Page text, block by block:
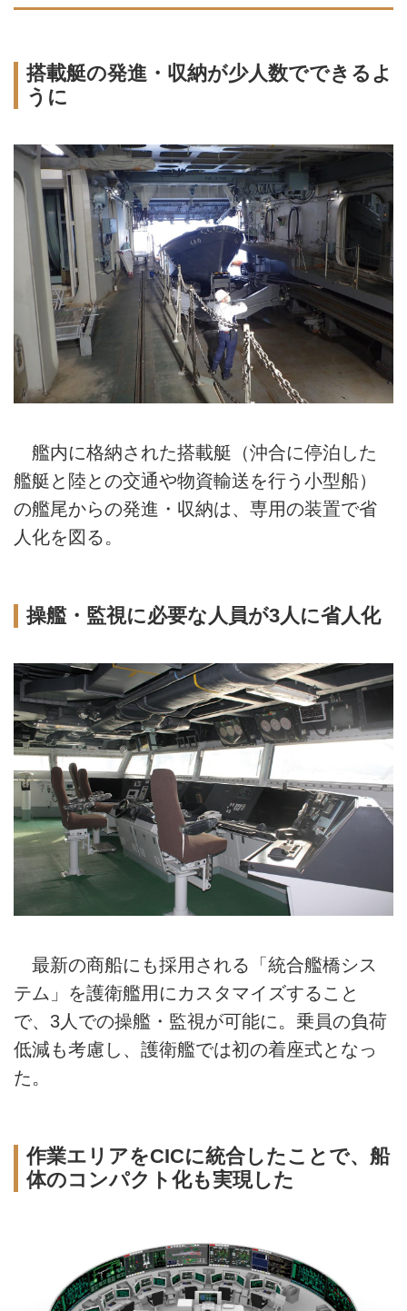
搭載艇の発進・収納が少人数でできるよ
うに
艦内に格納された搭載艇（沖合に停泊した
艦艇と陸との交通や物資輸送を行う小型船）
の艦尾からの発進・収納は、専用の装置で省
人化を図る。
操艦・監視に必要な人員が3人に省人化
最新の商船にも採用される「統合艦橋シス
テム」を護衛艦用にカスタマイズすること
で、3人での操艦・監視が可能に。乗員の負荷
低減も考慮し、護衛艦では初の着座式となっ
た。
作業エリアをCICに統合したことで、船
体のコンパクト化も実現した